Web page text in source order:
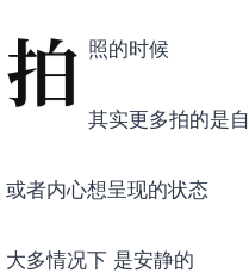
拍 照的时候
其实更多拍的是
或者内心想呈现的状态
大多情况下 是安静的